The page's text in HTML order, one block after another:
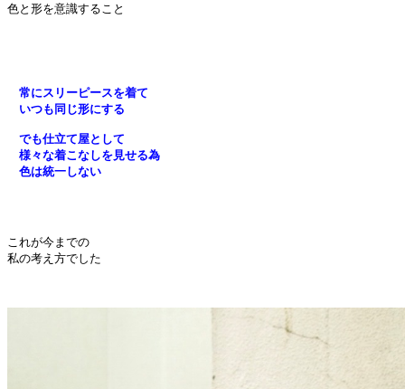
色と形を意識すること
常にスリーピースを着て
いつも同じ形にする
でも仕立て屋として
様々な着こなしを見せる為
色は統一しない
これが今までの
私の考え方でした